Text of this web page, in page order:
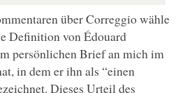
über Correggio wähle
Definition von Édouard
persönlichen Brief an mich im
in dem er ihn als “einen
Dieses Urteil des